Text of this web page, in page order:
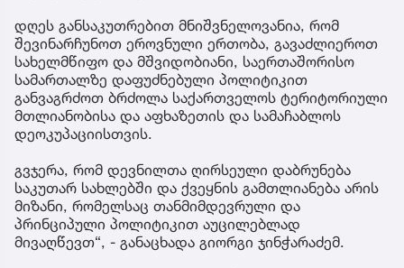
დღეს განსაკუთრებით მნიშვნელოვანია, რომ
შევინარჩუნოთ ეროვნული ერთობა, გავაძლიეროთ
სახელმწიფო და მშვიდობიანი, საერთაშორისო
სამართალზე დაფუძნებული პოლიტიკით
განვაგრძოთ ბრძოლა საქართველოს ტერიტორიული
მთლიანობისა და აფხაზეთის და სამაჩაბლოს
დეოკუპაციისთვის.
გვჯერა, რომ დევნილთა ღირსეული დაბრუნება
საკუთარ სახლებში და ქვეყნის გამთლიანება არის
მიზანი, რომელსაც თანმიმდევრული და
პრინციპული პოლიტიკით აუცილებლად
მივაღწევთ“, - განაცხადა გიორგი ჯინჭარაძემ.